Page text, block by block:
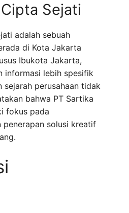
Sejati
adalah sebuah
di Kota Jakarta
Ibukota Jakarta,
informasi lebih spesifik
perusahaan tidak
bahwa PT Sartika
fokus pada
penerapan solusi kreatif